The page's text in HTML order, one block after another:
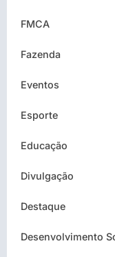
FMCA
Fazenda
Eventos
Esporte
Educação
Divulgação
Destaque
Desenvolvimento